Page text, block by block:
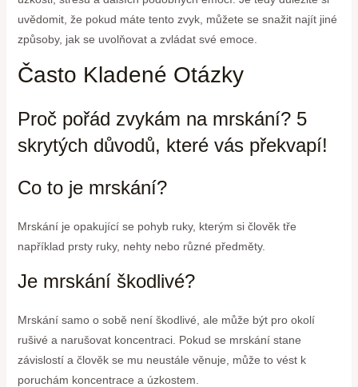
uvědomit, že pokud máte tento zvyk, můžete se snažit najít jiné
způsoby, jak se uvolňovat a zvládat své emoce.
Často Kladené Otázky
Proč pořád zvykám na mrskání? 5
skrytých důvodů, které vás překvapí!
Co to je mrskání?
Mrskání je opakující se pohyb ruky, kterým si člověk tře
například prsty ruky, nehty nebo různé předměty.
Je mrskání škodlivé?
Mrskání samo o sobě není škodlivé, ale může být pro okolí
rušivé a narušovat koncentraci. Pokud se mrskání stane
závislostí a člověk se mu neustále věnuje, může to vést k
poruchám koncentrace a úzkostem.